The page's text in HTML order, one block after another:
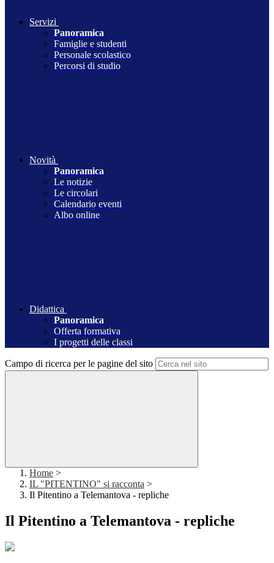
Servizi
Panoramica
Famiglie e studenti
Personale scolastico
Percorsi di studio
Novità
Panoramica
Le notizie
Le circolari
Calendario eventi
Albo online
Didattica
Panoramica
Offerta formativa
I progetti delle classi
Campo di ricerca per le pagine del sito
Home >
IL "PITENTINO" si racconta >
Il Pitentino a Telemantova - repliche
Il Pitentino a Telemantova - repliche